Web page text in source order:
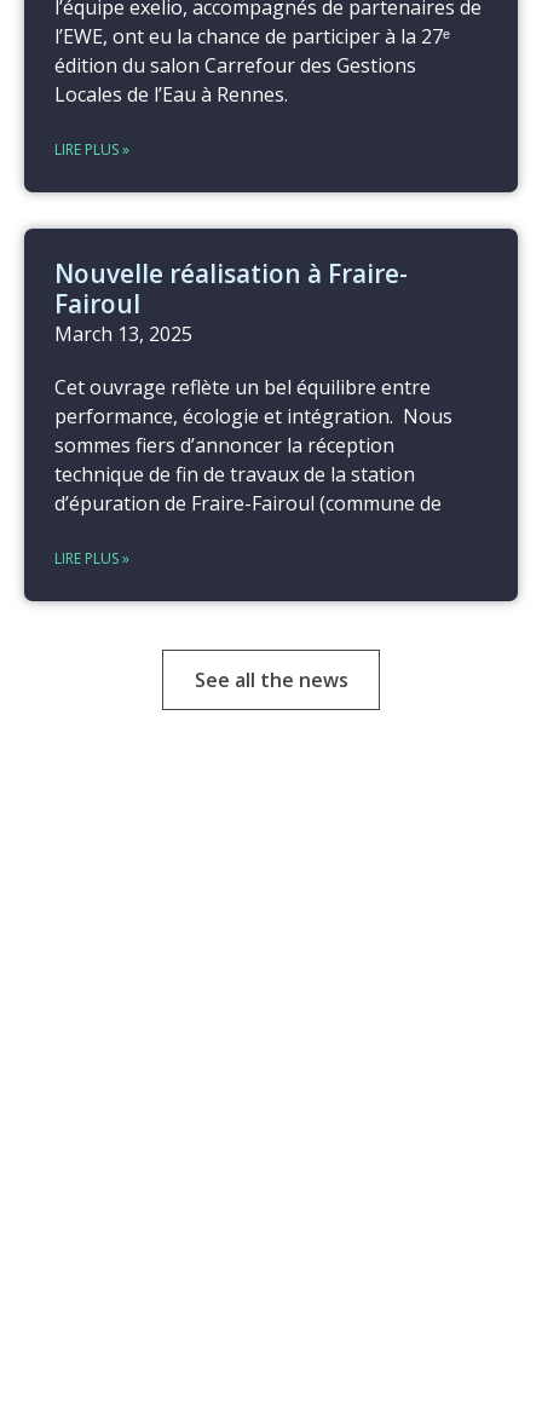
l’équipe exelio, accompagnés de partenaires de
l’EWE, ont eu la chance de participer à la 27ᵉ
édition du salon Carrefour des Gestions
Locales de l’Eau à Rennes.
LIRE PLUS »
Nouvelle réalisation à Fraire-
Fairoul
March 13, 2025
Cet ouvrage reflète un bel équilibre entre
performance, écologie et intégration. Nous
sommes fiers d’annoncer la réception
technique de fin de travaux de la station
d’épuration de Fraire-Fairoul (commune de
LIRE PLUS »
See all the news